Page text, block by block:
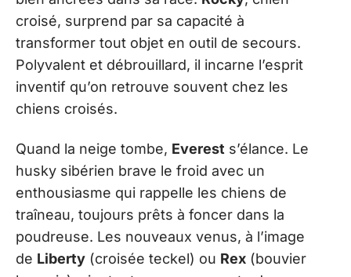
croisé, surprend par sa capacité à
transformer tout objet en outil de secours.
Polyvalent et débrouillard, il incarne l’esprit
inventif qu’on retrouve souvent chez les
chiens croisés.
Quand la neige tombe, Everest s’élance. Le
husky sibérien brave le froid avec un
enthousiasme qui rappelle les chiens de
traîneau, toujours prêts à foncer dans la
poudreuse. Les nouveaux venus, à l’image
de Liberty (croisée teckel) ou Rex (bouvier